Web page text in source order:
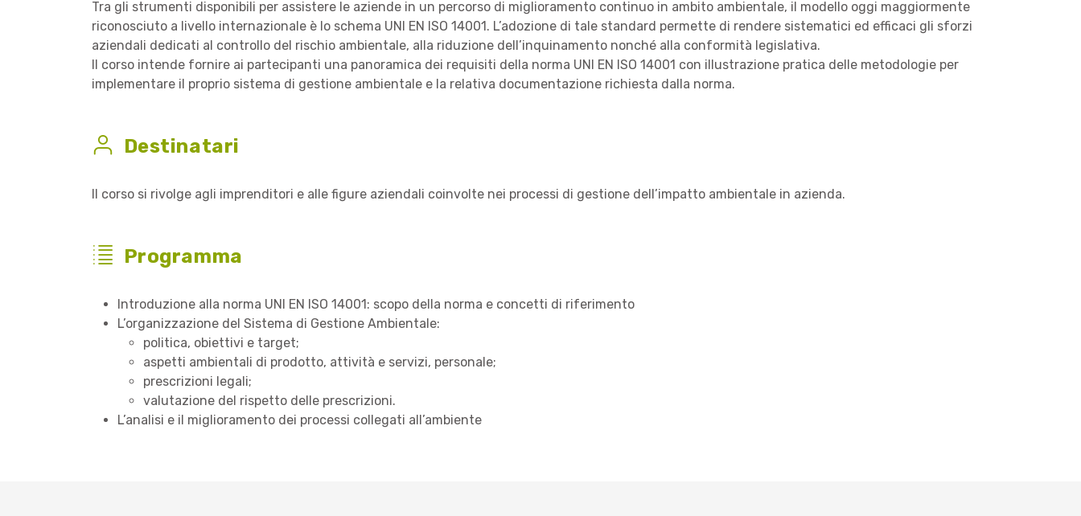
Tra gli strumenti disponibili per assistere le aziende in un percorso di miglioramento continuo in ambito ambientale, il modello oggi maggiormente
riconosciuto a livello internazionale è lo schema UNI EN ISO 14001. L’adozione di tale standard permette di rendere sistematici ed efficaci gli sforzi
aziendali dedicati al controllo del rischio ambientale, alla riduzione dell’inquinamento nonché alla conformità legislativa.
Il corso intende fornire ai partecipanti una panoramica dei requisiti della norma UNI EN ISO 14001 con illustrazione pratica delle metodologie per
implementare il proprio sistema di gestione ambientale e la relativa documentazione richiesta dalla norma.
Destinatari
Il corso si rivolge agli imprenditori e alle figure aziendali coinvolte nei processi di gestione dell’impatto ambientale in azienda.
Programma
Introduzione alla norma UNI EN ISO 14001: scopo della norma e concetti di riferimento
L’organizzazione del Sistema di Gestione Ambientale:
politica, obiettivi e target;
aspetti ambientali di prodotto, attività e servizi, personale;
prescrizioni legali;
valutazione del rispetto delle prescrizioni.
L’analisi e il miglioramento dei processi collegati all’ambiente